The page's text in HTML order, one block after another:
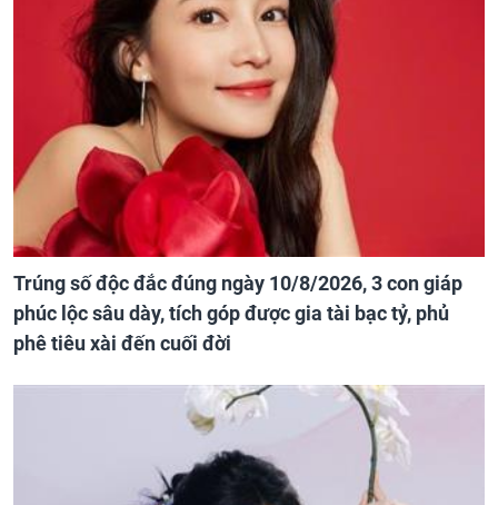
Trúng số độc đắc đúng ngày 10/8/2026, 3 con giáp
phúc lộc sâu dày, tích góp được gia tài bạc tỷ, phủ
phê tiêu xài đến cuối đời